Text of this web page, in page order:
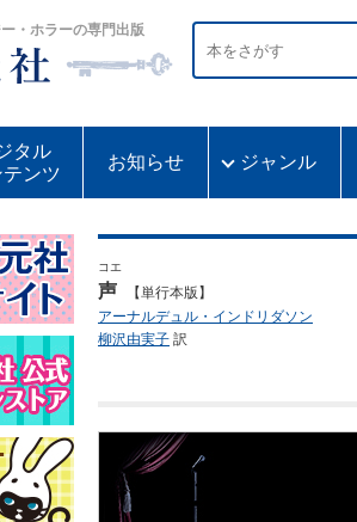
・ホラーの専門出版
タル
テンツ
お知らせ ジャンル
コエ
声
【単行本版】
アーナルデュル・インドリダソン
柳沢由実子 訳